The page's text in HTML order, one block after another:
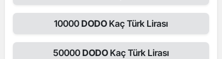
10000DODO Kaç Türk Lirası
50000DODO Kaç Türk Lirası